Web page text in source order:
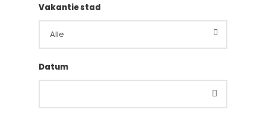
Vakantie stad
Datum